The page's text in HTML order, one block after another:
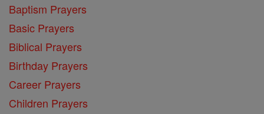
Baptism Prayers
Basic Prayers
Biblical Prayers
Birthday Prayers
Career Prayers
Children Prayers